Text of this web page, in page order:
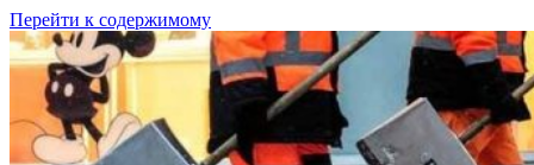
Перейти к содержимому